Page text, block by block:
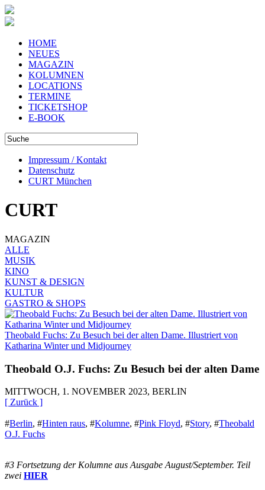
HOME
NEUES
MAGAZIN
KOLUMNEN
LOCATIONS
TERMINE
TICKETSHOP
E-BOOK
Impressum / Kontakt
Datenschutz
CURT München
CURT
MAGAZIN
ALLE
MUSIK
KINO
KUNST & DESIGN
KULTUR
GASTRO & SHOPS
Theobald Fuchs: Zu Besuch bei der alten Dame. Illustriert von
Katharina Winter und Midjourney
Theobald O.J. Fuchs: Zu Besuch bei der alten Dame
MITTWOCH, 1. NOVEMBER 2023, BERLIN
[ Zurück ]
#Berlin, #Hinten raus, #Kolumne, #Pink Floyd, #Story, #Theobald
O.J. Fuchs
#3 Fortsetzung der Kolumne aus Ausgabe August/September. Teil
zwei HIER